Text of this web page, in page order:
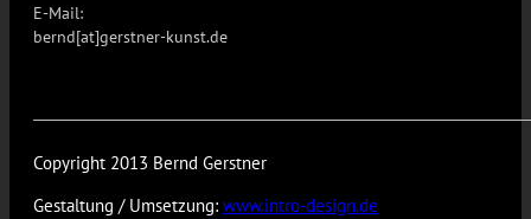
E-Mail:
bernd[at]gerstner-kunst.de
Copyright 2013 Bernd Gerstner
Gestaltung / Umsetzung: www.intro-design.de